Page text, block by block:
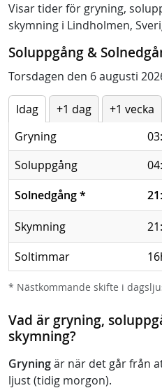
Visar tider för gryning,
skymning i Lindholmen,
Soluppgång &
Torsdagen den 6 augusti
Idag +1 dag +1 vecka
Gryning
Soluppgång
Solnedgång*
Skymning
Soltimmar
* Nästkommande skifte i
Vad är gryning,
skymning?
Gryningär när det går från
ljust (tidig morgon).